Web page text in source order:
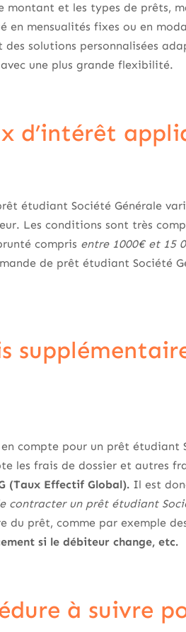
montant et les types de prêts,
en mensualités fixes ou en
solutions personnalisées
une plus grande flexibilité.
d’intérêt
étudiant Société Générale
Les conditions sont très
compris entre 1000€ et 15
de prêt étudiant Société
compte pour un prêt étudiant
les frais de dossier et autres
(Taux Effectif Global). Il est
contracter un prêt étudiant
du prêt, comme par exemple
si le débiteur change, etc.
à suivre